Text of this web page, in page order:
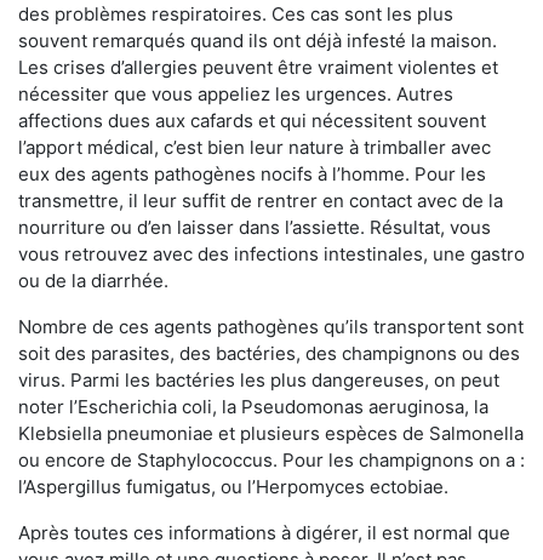
des problèmes respiratoires. Ces cas sont les plus
souvent remarqués quand ils ont déjà infesté la maison.
Les crises d’allergies peuvent être vraiment violentes et
nécessiter que vous appeliez les urgences. Autres
affections dues aux cafards et qui nécessitent souvent
l’apport médical, c’est bien leur nature à trimballer avec
eux des agents pathogènes nocifs à l’homme. Pour les
transmettre, il leur suffit de rentrer en contact avec de la
nourriture ou d’en laisser dans l’assiette. Résultat, vous
vous retrouvez avec des infections intestinales, une gastro
ou de la diarrhée.
Nombre de ces agents pathogènes qu’ils transportent sont
soit des parasites, des bactéries, des champignons ou des
virus. Parmi les bactéries les plus dangereuses, on peut
noter l’Escherichia coli, la Pseudomonas aeruginosa, la
Klebsiella pneumoniae et plusieurs espèces de Salmonella
ou encore de Staphylococcus. Pour les champignons on a :
l’Aspergillus fumigatus, ou l’Herpomyces ectobiae.
Après toutes ces informations à digérer, il est normal que